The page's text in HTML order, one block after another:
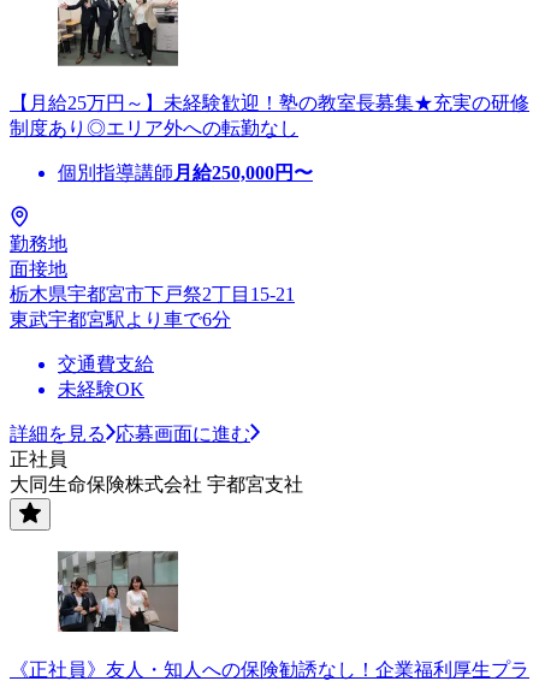
【月給25万円～】未経験歓迎！塾の教室長募集★充実の研修
制度あり◎エリア外への転勤なし
個別指導講師 月給250,000円〜
勤務地
面接地
栃木県宇都宮市下戸祭2丁目15-21
東武宇都宮駅より車で6分
交通費支給
未経験OK
詳細を見る
応募画面に進む
正社員
大同生命保険株式会社 宇都宮支社
《正社員》友人・知人への保険勧誘なし！企業福利厚生プラ